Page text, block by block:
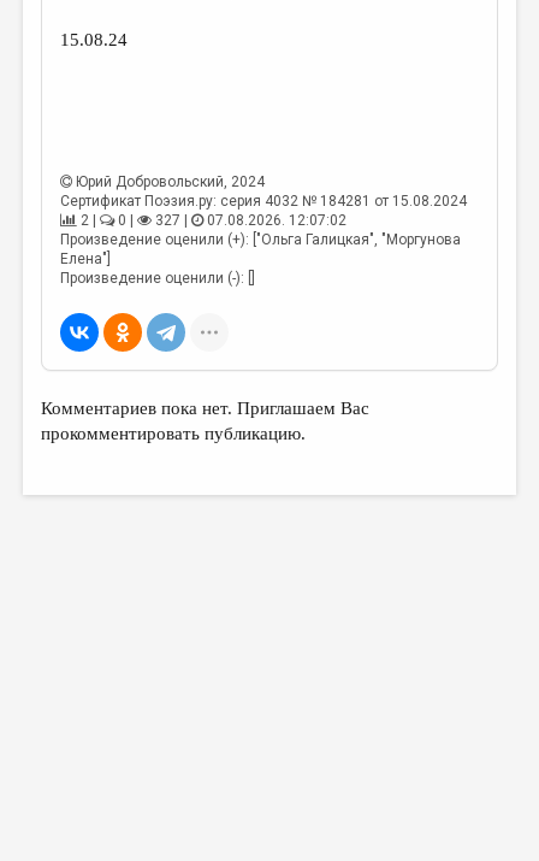
КНИЖНАЯ ПОЛКА
КОЛОНКА РЕДАКТОРА
РЕДКОЛЛЕГИЯ
ОТ РЕДАКЦИИ
МАЛАЯ ПРОЗА
ЭССЕИСТИКА
ЛИТЕРАТУРОВЕДЕНИЕ
ПУБЛИЦИСТИКА
15.08.24
Юрий Добровольский, 2024
Сертификат Поэзия.ру: серия 4032 № 184281 от 15.08.2024
2 |
0 | 327 |
07.08.2026. 12:07:02
Произведение оценили (+): ["Ольга Галицкая", "Моргунова
Елена"]
Произведение оценили (-): []
Комментариев пока нет. Приглашаем Вас
прокомментировать публикацию.